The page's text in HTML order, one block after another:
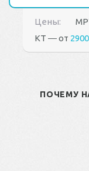
Цены:
КТ ― от
ПОЧЕМУ